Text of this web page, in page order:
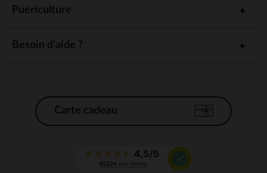
Puériculture
Besoin d'aide ?
Carte cadeau